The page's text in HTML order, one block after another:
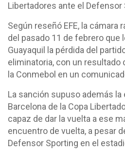
Libertadores ante el Defensor
Según reseñó EFE, la cámara
del pasado 11 de febrero que
Guayaquil la pérdida del
eliminatoria, con un resultado
la Conmebol en un
La sanción supuso además la
Barcelona de la Copa
capaz de dar la vuelta a ese
encuentro de vuelta, a pesar
Defensor Sporting en el